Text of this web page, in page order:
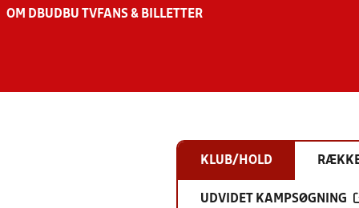
OM DBU DBU TV FANS & BILLETTER
KLUB/HOLD
UDVIDET KAMPSØGNING